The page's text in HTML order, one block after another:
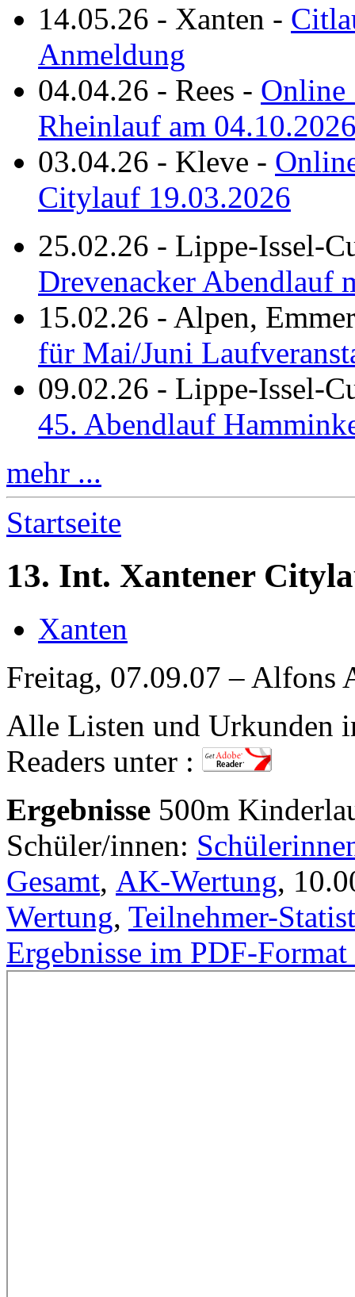
14.05.26 - Xanten -
Anmeldung
04.04.26 - Rees - Online
Rheinlauf am
03.04.26 - Kleve -
Citylauf 19.03.2026
25.02.26 - Lippe-Issel-
Drevenacker Abendlauf
15.02.26 - Alpen,
für Mai/Juni
09.02.26 - Lippe-Issel-
45. Abendlauf
mehr ...
Startseite
13. Int. Xantener
Xanten
Freitag, 07.09.07 – Alfons
Alle Listen und Urkunden
Readers unter :
Ergebnisse 500m
Schüler/innen:
Gesamt, AK-Wertung,
Wertung, Teilnehmer-
Ergebnisse im PDF-